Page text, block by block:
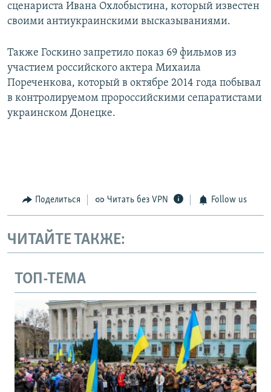
сценариста Ивана Охлобыстина, который известен
своими антиукраинскими высказываниями.
Также Госкино запретило показ 69 фильмов из
участием российского актера Михаила
Пореченкова, который в октябре 2014 года побывал
в контролируемом пророссийскими сепаратистами
украинском Донецке.
Поделиться Читать без VPN Follow us
ЧИТАЙТЕ ТАКЖЕ:
ТОП-ТЕМА